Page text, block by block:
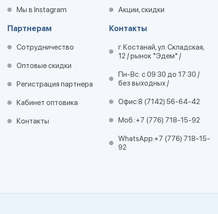
Мы в Instagram Акции, скидки
Партнерам
Сотрудничество
Оптовые скидки
Регистрация партнера
Кабинет оптовика
Контакты
Контакты
г. Костанай, ул. Складская,
12 / рынок "Эдем" /
Пн-Вс: с 09:30 до 17:30 /
без выходных /
Офис:8 (7142) 56-64-42
Моб.:+7 (776) 718-15-92
WhatsApp:+7 (776) 718-15-
92